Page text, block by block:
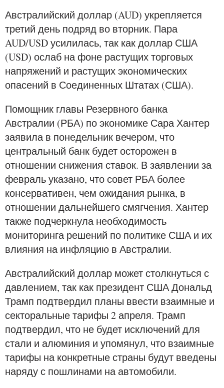
Австралийский доллар (AUD) укрепляется
третий день подряд во вторник. Пара
AUD/USD усилилась, так как доллар США
(USD) ослаб на фоне растущих торговых
напряжений и растущих экономических
опасений в Соединенных Штатах (США).
Помощник главы Резервного банка
Австралии (РБА) по экономике Сара Хантер
заявила в понедельник вечером, что
центральный банк будет осторожен в
отношении снижения ставок. В заявлении за
февраль указано, что совет РБА более
консервативен, чем ожидания рынка, в
отношении дальнейшего смягчения. Хантер
также подчеркнула необходимость
мониторинга решений по политике США и их
влияния на инфляцию в Австралии.
Австралийский доллар может столкнуться с
давлением, так как президент США Дональд
Трамп подтвердил планы ввести взаимные и
секторальные тарифы 2 апреля. Трамп
подтвердил, что не будет исключений для
стали и алюминия и упомянул, что взаимные
тарифы на конкретные страны будут введены
наряду с пошлинами на автомобили.